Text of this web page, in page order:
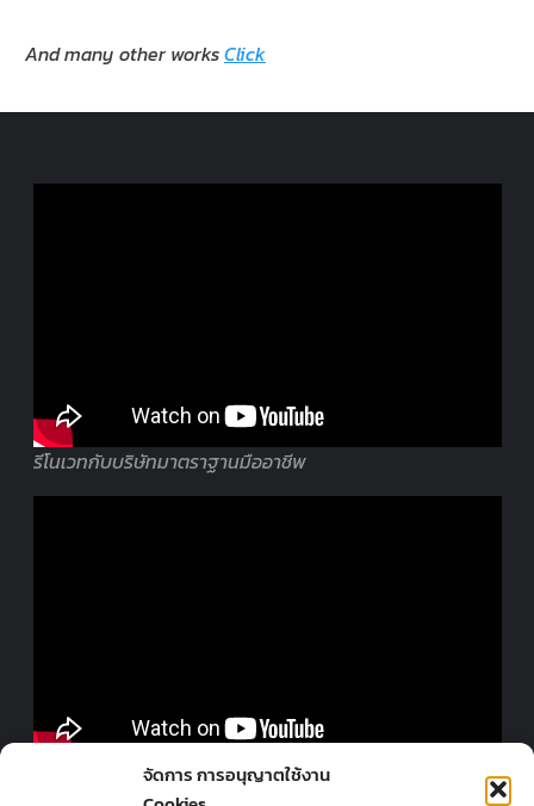
จัดการ การอนุญาตใช้งาน
And many other worksClick
รีโนเวทกับบริษัทมาตราฐานมืออาชีพ
ออกแบบร้านโดยมืออาชีพ